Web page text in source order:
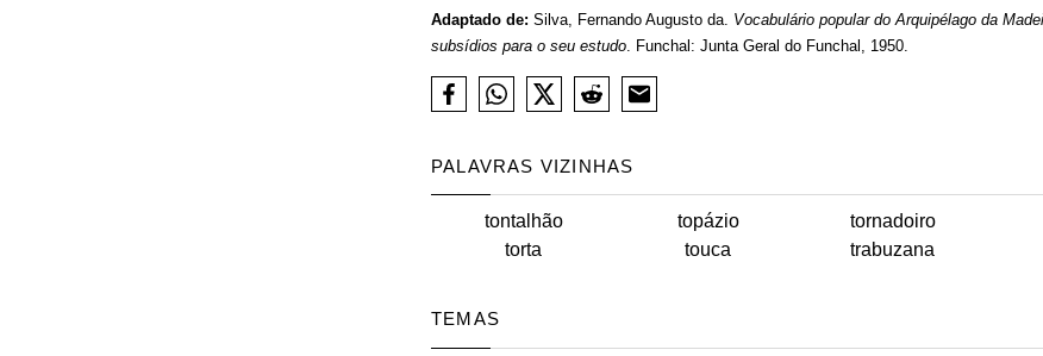
Adaptado de: Silva, Fernando Augusto da. Vocabulário popular do Arquipélago da
subsídios para o seu estudo. Funchal: Junta Geral do Funchal, 1950.
PALAVRAS VIZINHAS
tontalhão topázio tornadoiro
torta
touca trabuzana
TEMAS